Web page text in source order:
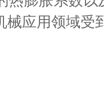
械应用领域受